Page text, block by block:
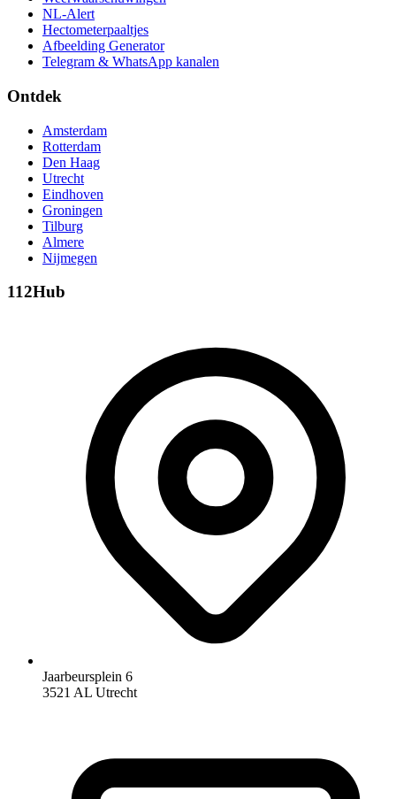
NL-Alert
Hectometerpaaltjes
Afbeelding Generator
Telegram & WhatsApp kanalen
Ontdek
Amsterdam
Rotterdam
Den Haag
Utrecht
Eindhoven
Groningen
Tilburg
Almere
Nijmegen
112Hub
Jaarbeursplein 6
3521 AL Utrecht